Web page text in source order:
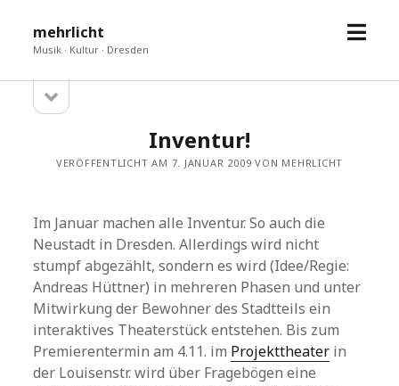
mehrlicht
Musik · Kultur · Dresden
Menü
Sidebar
öffnen
Inventur!
VERÖFFENTLICHT AM 7. JANUAR 2009 VON MEHRLICHT
Im Januar machen alle Inventur. So auch die
Neustadt in Dresden. Allerdings wird nicht
stumpf abgezählt, sondern es wird (Idee/Regie:
Andreas Hüttner) in mehreren Phasen und unter
Mitwirkung der Bewohner des Stadtteils ein
interaktives Theaterstück entstehen. Bis zum
Premierentermin am 4.11. im Projekttheater in
der Louisenstr. wird über Fragebögen eine